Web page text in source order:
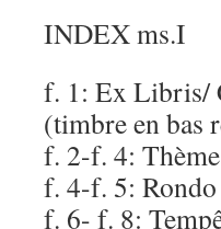
INDEX ms.I
f. 1: Ex Libris/
(timbre en bas
f. 2-f. 4:
f. 4-f. 5:
f. 6- f. 8: